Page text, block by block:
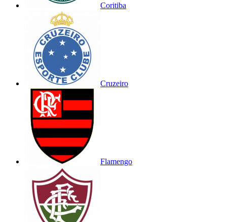
Coritiba
Cruzeiro
Flamengo